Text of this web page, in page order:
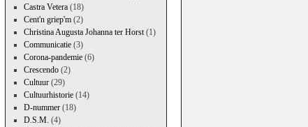
Castra Vetera(18)
Cent'n griep'm(2)
Christina Augusta Johanna ter Horst(1)
Communicatie(3)
Corona-pandemie(6)
Crescendo(2)
Cultuur(29)
Cultuurhistorie(14)
D-nummer(18)
D.S.M. (4)